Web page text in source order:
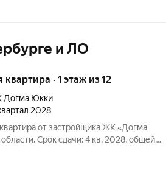
и ЛО
квартира · 1 этаж из 12
Догма Юкки
2028
от застройщика ЖК «Догма
Срок сдачи: 4 кв. 2028, общей
Жилой комплекс